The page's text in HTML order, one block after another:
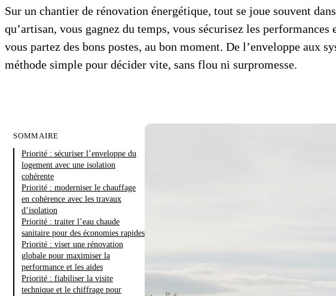
Sur un chantier de rénovation énergétique, tout se joue souvent
qu’artisan, vous gagnez du temps, vous sécurisez les
vous partez des bons postes, au bon moment. De l’enveloppe aux
méthode simple pour décider vite, sans flou ni surpromesse.
SOMMAIRE
Priorité : sécuriser l’enveloppe du
logement avec une isolation
cohérente
Priorité : moderniser le chauffage
en cohérence avec les travaux
d’isolation
Priorité : traiter l’eau chaude
sanitaire pour des économies rapides
Priorité : viser une rénovation
globale pour maximiser la
performance et les aides
Priorité : fiabiliser la visite
technique et le chiffrage pour